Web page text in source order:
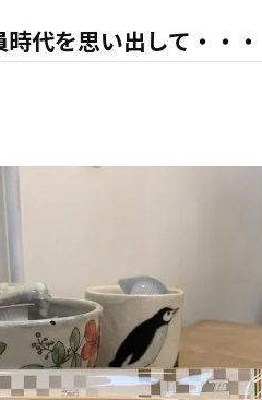
代を思い出して・・・